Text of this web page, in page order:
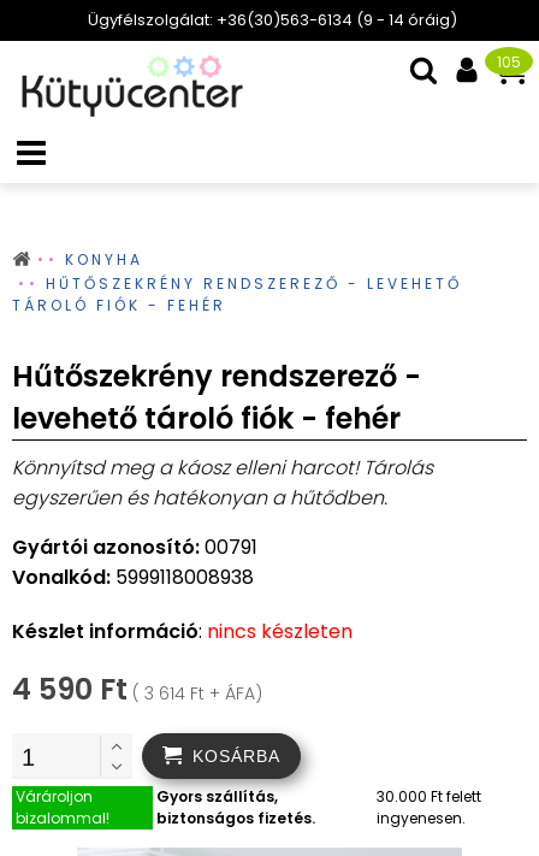
Ügyfélszolgálat: +36(30)563-6134 (9 - 14 óráig)
105
KONYHA
HŰTŐSZEKRÉNY RENDSZEREZŐ - LEVEHETŐ
TÁROLÓ FIÓK - FEHÉR
Hűtőszekrény rendszerező -
levehető tároló fiók - fehér
Könnyítsd meg a káosz elleni harcot! Tárolás
egyszerűen és hatékonyan a hűtődben.
Gyártói azonosító:00791
Vonalkód: 5999118008938
Készlet információ: nincs készleten
4 590 Ft ( 3 614 Ft + ÁFA)
KOSÁRBA
Várároljon
bizalommal!
Gyors szállítás,
biztonságos fizetés.
30.000 Ft felett
ingyenesen.